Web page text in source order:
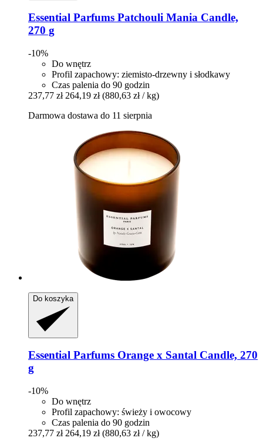
Essential Parfums Patchouli Mania Candle,
270 g
-10%
Do wnętrz
Profil zapachowy: ziemisto-drzewny i słodkawy
Czas palenia do 90 godzin
237,77 zł 264,19 zł (880,63 zł / kg)
Darmowa dostawa do 11 sierpnia
Do koszyka
Essential Parfums Orange x Santal Candle, 270
g
-10%
Do wnętrz
Profil zapachowy: świeży i owocowy
Czas palenia do 90 godzin
237,77 zł 264,19 zł (880,63 zł / kg)